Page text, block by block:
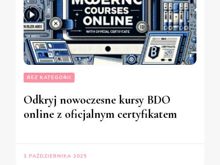
BEZ KATEGORII
Odkryj nowoczesne kursy BDO
online z oficjalnym certyfikatem
1 PAŹDZIERNIKA 2025